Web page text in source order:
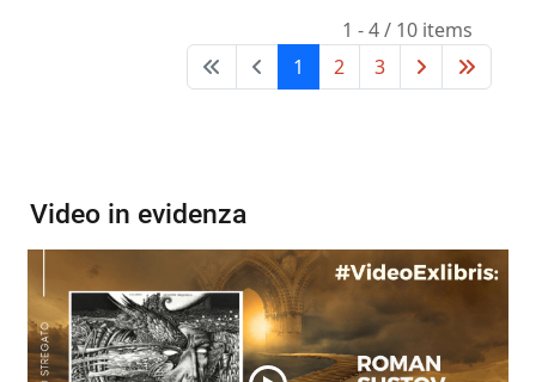
1 - 4 / 10 items
1
2 3
Video in evidenza